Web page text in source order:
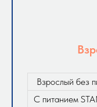
Взрослый без
С питанием